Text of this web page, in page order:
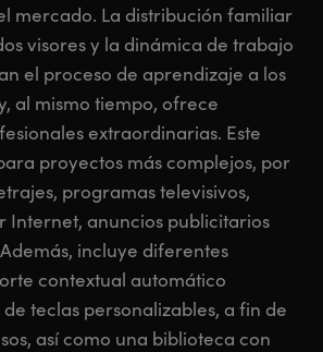
mercado. La distribución familiar
visores y la dinámica de trabajo
el proceso de aprendizaje a los
al mismo tiempo, ofrece
extraordinarias. Este
proyectos más complejos, por
programas televisivos,
Internet, anuncios publicitarios
incluye diferentes
contextual automático
teclas personalizables, a fin de
así como una biblioteca con